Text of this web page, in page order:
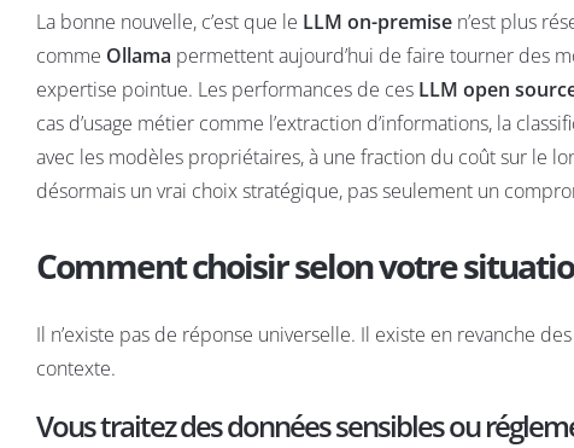
La bonne nouvelle, c’est que le LLM on-premise n’est plus
comme Ollama permettent aujourd’hui de faire tourner des
expertise pointue. Les performances de ces LLM open
cas d’usage métier comme l’extraction d’informations, la
avec les modèles propriétaires, à une fraction du coût sur le
désormais un vrai choix stratégique, pas seulement un
Comment choisir selon votre
Il n’existe pas de réponse universelle. Il existe en revanche
contexte.
Vous traitez des données sensibles ou